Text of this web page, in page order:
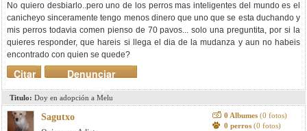
No quiero desbiarlo..pero uno de los perros mas inteligentes del mundo es el
canicheyo sinceramente tengo menos dinero que uno que se esta duchando y
mis perros todavia comen pienso de 70 pavos... solo una preguntita, por si la
quieres responder, que hareis si llega el dia de la mudanza y aun no habeis
encontrado con quien se quede?
Denunciar
mensaje
Citar
Titulo: Doy en adopción a Melu
Sagutxo 0 Albumes (0 fotos)
0 perros (0 fotos)